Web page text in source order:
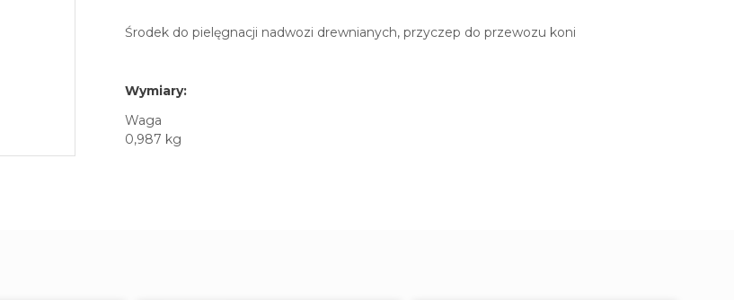
Środek do pielęgnacji nadwozi drewnianych, przyczep do przewozu koni
Wymiary:
Waga
0,987 kg